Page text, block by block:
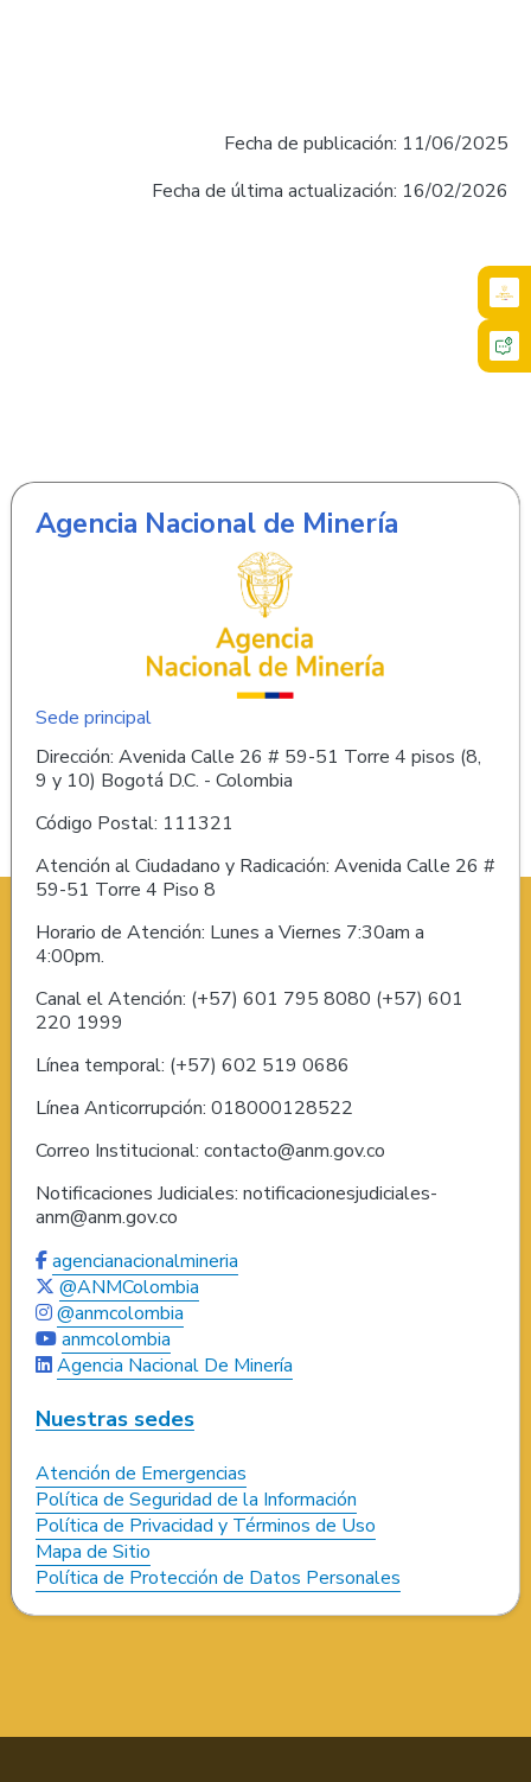
Fecha de publicación: 11/06/2025
Fecha de última actualización: 16/02/2026
Agencia Nacional de Minería
Sede principal
Dirección: Avenida Calle 26 # 59-51 Torre 4 pisos (8,
9 y 10) Bogotá D.C. - Colombia
Código Postal: 111321
Atención al Ciudadano y Radicación: Avenida Calle 26 #
59-51 Torre 4 Piso 8
Horario de Atención: Lunes a Viernes 7:30am a
4:00pm.
Canal el Atención: (+57) 601 795 8080 (+57) 601
220 1999
Línea temporal: (+57) 602 519 0686
Línea Anticorrupción: 018000128522
Correo Institucional: contacto@anm.gov.co
Notificaciones Judiciales: notificacionesjudiciales-
anm@anm.gov.co
agencianacionalmineria
@ANMColombia
@anmcolombia
anmcolombia
Agencia Nacional De Minería
Nuestras sedes
Atención de Emergencias
Política de Seguridad de la Información
Política de Privacidad y Términos de Uso
Mapa de Sitio
Política de Protección de Datos Personales